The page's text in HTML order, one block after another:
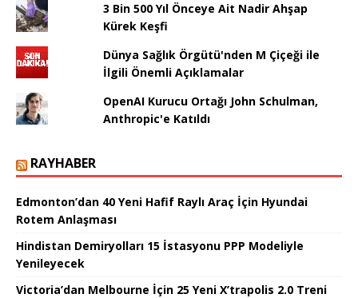
3 Bin 500 Yıl Önceye Ait Nadir Ahşap
Kürek Keşfi
Dünya Sağlık Örgütü'nden M Çiçeği ile
İlgili Önemli Açıklamalar
OpenAI Kurucu Ortağı John Schulman,
Anthropic'e Katıldı
RAYHABER
Edmonton’dan 40 Yeni Hafif Raylı Araç İçin Hyundai
Rotem Anlaşması
Hindistan Demiryolları 15 İstasyonu PPP Modeliyle
Yenileyecek
Victoria’dan Melbourne İçin 25 Yeni X’trapolis 2.0 Treni